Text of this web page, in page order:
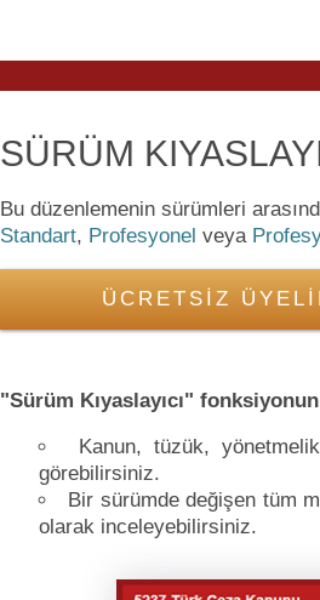
SÜRÜM
Bu düzenlemenin sürümleri
Standart, Profesyonel veya
ÜCRETSİZ
"Sürüm Kıyaslayıcı"
Kanun, tüzük,
görebilirsiniz.
Bir sürümde değişen tüm
olarak inceleyebilirsiniz.